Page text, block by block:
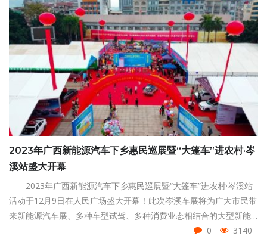
2023年广西新能源汽车下乡惠民巡展暨“大篷车”进农村·岑
溪站盛大开幕
2023年广西新能源汽车下乡惠民巡展暨“大篷车”进农村·岑溪站
活动于12月9日在人民广场盛大开幕！此次岑溪车展将为广大市民带
来新能源汽车展、多种车型试驾、多种消费业态相结合的大型新能
0 3140